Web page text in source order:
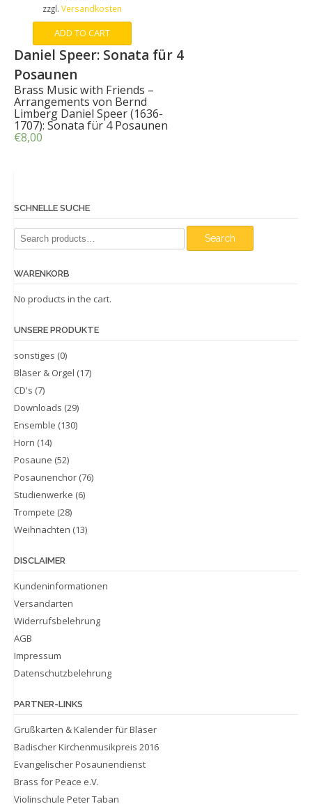
zzgl. Versandkosten
ADD TO CART
Daniel Speer: Sonata für 4
Posaunen
Brass Music with Friends –
Arrangements von Bernd
Limberg Daniel Speer (1636-
1707): Sonata für 4 Posaunen
€8,00
SCHNELLE SUCHE
Search
for:
Search
WARENKORB
No products in the cart.
UNSERE PRODUKTE
sonstiges (0)
Bläser & Orgel (17)
CD's (7)
Downloads (29)
Ensemble (130)
Horn (14)
Posaune (52)
Posaunenchor (76)
Studienwerke (6)
Trompete (28)
Weihnachten (13)
DISCLAIMER
Kundeninformationen
Versandarten
Widerrufsbelehrung
AGB
Impressum
Datenschutzbelehrung
PARTNER-LINKS
Grußkarten & Kalender für Bläser
Badischer Kirchenmusikpreis 2016
Evangelischer Posaunendienst
Brass for Peace e.V.
Violinschule Peter Taban